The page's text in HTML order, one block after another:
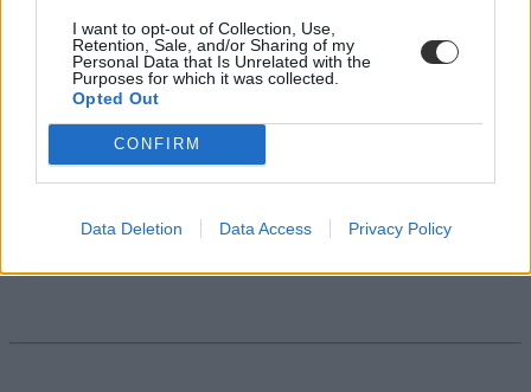
I want to opt-out of Collection, Use,
Retention, Sale, and/or Sharing of my
Personal Data that Is Unrelated with the
Purposes for which it was collected.
Opted Out
CONFIRM
Data Deletion Data Access Privacy Policy